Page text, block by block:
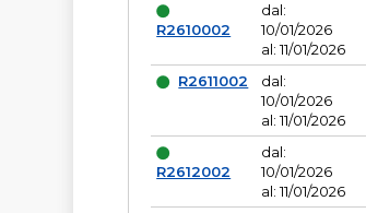
R2610002
dal:
10/01/2026
al: 11/01/2026
R2611002
dal:
10/01/2026
al: 11/01/2026
R2612002
dal:
10/01/2026
al: 11/01/2026